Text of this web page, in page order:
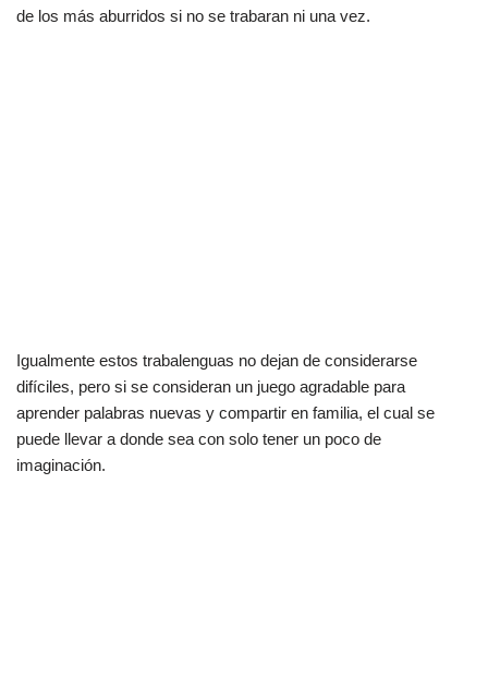
de los más aburridos si no se trabaran ni una vez.
Igualmente estos trabalenguas no dejan de considerarse
difíciles, pero si se consideran un juego agradable para
aprender palabras nuevas y compartir en familia, el cual se
puede llevar a donde sea con solo tener un poco de
imaginación.